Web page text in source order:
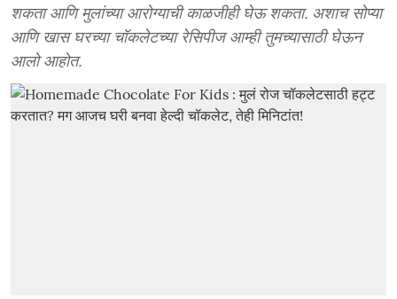
शकता आणि मुलांच्या आरोग्याची काळजीही घेऊ शकता. अशाच सोप्या
आणि खास घरच्या चॉकलेटच्या रेसिपीज आम्ही तुमच्यासाठी घेऊन
आलो आहोत.